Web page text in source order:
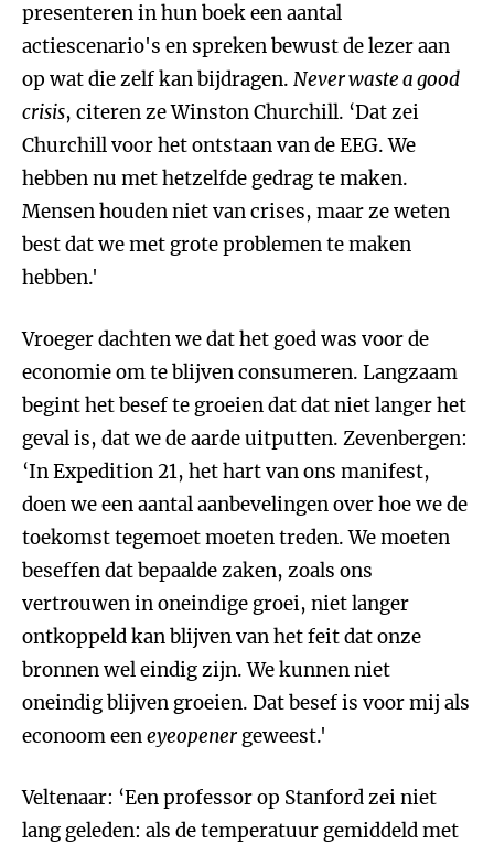
presenteren in hun boek een aantal
actiescenario's en spreken bewust de lezer aan
op wat die zelf kan bijdragen. Never waste a good
crisis, citeren ze Winston Churchill. ‘Dat zei
Churchill voor het ontstaan van de EEG. We
hebben nu met hetzelfde gedrag te maken.
Mensen houden niet van crises, maar ze weten
best dat we met grote problemen te maken
hebben.'
Vroeger dachten we dat het goed was voor de
economie om te blijven consumeren. Langzaam
begint het besef te groeien dat dat niet langer het
geval is, dat we de aarde uitputten. Zevenbergen:
‘In Expedition 21, het hart van ons manifest,
doen we een aantal aanbevelingen over hoe we de
toekomst tegemoet moeten treden. We moeten
beseffen dat bepaalde zaken, zoals ons
vertrouwen in oneindige groei, niet langer
ontkoppeld kan blijven van het feit dat onze
bronnen wel eindig zijn. We kunnen niet
oneindig blijven groeien. Dat besef is voor mij als
econoom eeneyeopenergeweest.'
Veltenaar: ‘Een professor op Stanford zei niet
lang geleden: als de temperatuur gemiddeld met